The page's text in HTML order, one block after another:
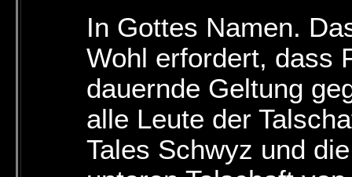
In Gottes Namen.
Wohl erfordert, dass
dauernde Geltung
alle Leute der
Tales Schwyz und